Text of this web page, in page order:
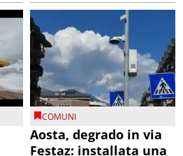
COMUNI
Aosta, degrado in via
Festaz: installata una